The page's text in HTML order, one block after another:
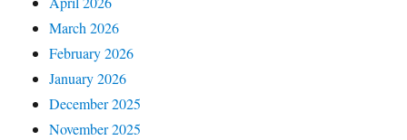
March 2026
February 2026
January 2026
December 2025
November 2025